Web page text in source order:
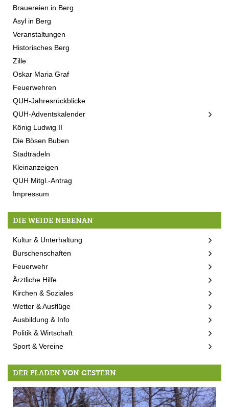
Brauereien in Berg
Asyl in Berg
Veranstaltungen
Historisches Berg
Zille
Oskar Maria Graf
Feuerwehren
QUH-Jahresrückblicke
QUH-Adventskalender
König Ludwig II
Die Bösen Buben
Stadtradeln
Kleinanzeigen
QUH Mitgl.-Antrag
Impressum
DIE WEIDE NEBENAN
Kultur & Unterhaltung
Burschenschaften
Feuerwehr
Ärztliche Hilfe
Kirchen & Soziales
Wetter & Ausflüge
Ausbildung & Info
Politik & Wirtschaft
Sport & Vereine
DER FLADEN VON GESTERN